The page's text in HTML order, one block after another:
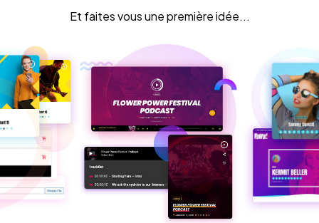
Et faites vous une première idée...